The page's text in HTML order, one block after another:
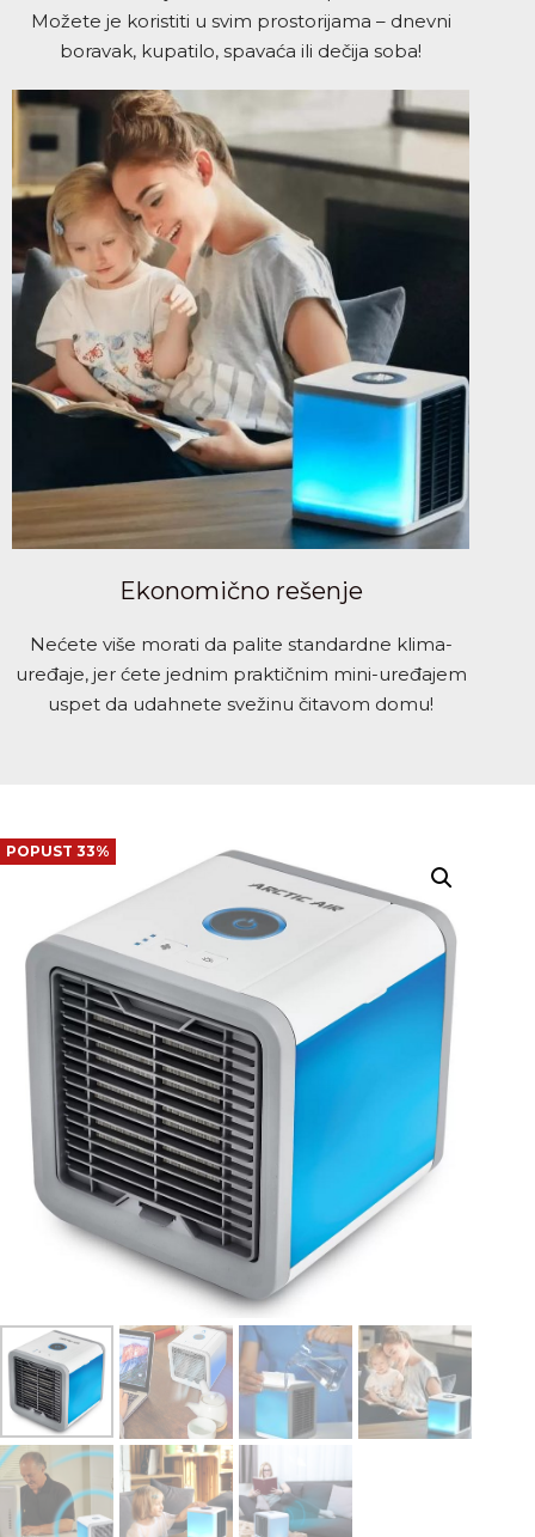
Možete je koristiti u svim prostorijama – dnevni
boravak, kupatilo, spavaća ili dečija soba!
Ekonomično rešenje
Nećete više morati da palite standardne klima-
uređaje, jer ćete jednim praktičnim mini-uređajem
uspet da udahnete svežinu čitavom domu!
POPUST 33%